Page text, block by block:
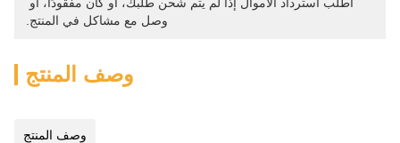
وصل مع مشاكل في المنتج.
وصف المنتج
وصف المنتج